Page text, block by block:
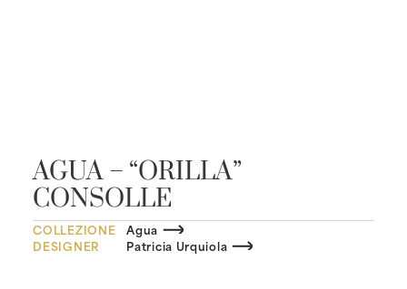
AGUA – “ORILLA”
CONSOLLE
COLLEZIONE
Agua
DESIGNER
Patricia Urquiola